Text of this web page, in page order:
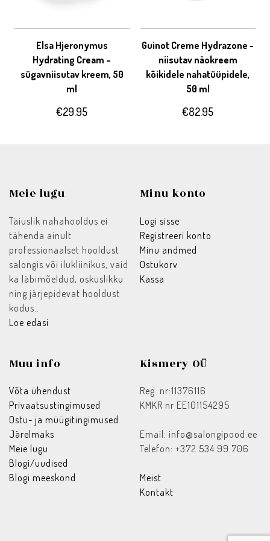
Elsa Hjeronymus
Hydrating Cream –
sügavniisutav kreem, 50
ml
€29.95
Guinot Creme Hydrazone -
niisutav näokreem
kõikidele nahatüüpidele,
50 ml
€82.95
Meie lugu
Täiuslik nahahooldus ei
tähenda ainult
professionaalset hooldust
salongis või ilukliinikus, vaid
ka läbimõeldud, oskuslikku
ning järjepidevat hooldust
kodus..
Loe edasi
Minu konto
Logi sisse
Registreeri konto
Minu andmed
Ostukorv
Kassa
Muu info
Võta ühendust
Privaatsustingimused
Ostu- ja müügitingimused
Järelmaks
Meie lugu
Blogi/uudised
Blogi meeskond
Kismery OÜ
Reg. nr:11376116
KMKR nr EE101154295
Email: info@salongipood.ee
Telefon: +372 534 99 706
Meist
Kontakt